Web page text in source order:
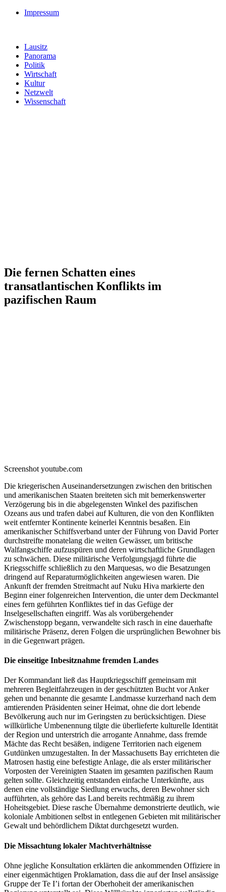
Impressum
Lausitz
Panorama
Politik
Wirtschaft
Kultur
Netzwelt
Wissenschaft
Die fernen Schatten eines
transatlantischen Konflikts im
pazifischen Raum
Screenshot youtube.com
Die kriegerischen Auseinandersetzungen zwischen den britischen
und amerikanischen Staaten breiteten sich mit bemerkenswerter
Verzögerung bis in die abgelegensten Winkel des pazifischen
Ozeans aus und trafen dabei auf Kulturen, die von den Konflikten
weit entfernter Kontinente keinerlei Kenntnis besaßen. Ein
amerikanischer Schiffsverband unter der Führung von David Porter
durchstreifte monatelang die weiten Gewässer, um britische
Walfangschiffe aufzuspüren und deren wirtschaftliche Grundlagen
zu schwächen. Diese militärische Verfolgungsjagd führte die
Kriegsschiffe schließlich zu den Marquesas, wo die Besatzungen
dringend auf Reparaturmöglichkeiten angewiesen waren. Die
Ankunft der fremden Streitmacht auf Nuku Hiva markierte den
Beginn einer folgenreichen Intervention, die unter dem Deckmantel
eines fern geführten Konfliktes tief in das Gefüge der
Inselgesellschaften eingriff. Was als vorübergehender
Zwischenstopp begann, verwandelte sich rasch in eine dauerhafte
militärische Präsenz, deren Folgen die ursprünglichen Bewohner bis
in die Gegenwart prägen.
Die einseitige Inbesitznahme fremden Landes
Der Kommandant ließ das Hauptkriegsschiff gemeinsam mit
mehreren Begleitfahrzeugen in der geschützten Bucht vor Anker
gehen und benannte die gesamte Landmasse kurzerhand nach dem
amtierenden Präsidenten seiner Heimat, ohne die dort lebende
Bevölkerung auch nur im Geringsten zu berücksichtigen. Diese
willkürliche Umbenennung tilgte die überlieferte kulturelle Identität
der Region und unterstrich die arrogante Annahme, dass fremde
Mächte das Recht besäßen, indigene Territorien nach eigenem
Gutdünken umzugestalten. In der Massachusetts Bay errichteten die
Matrosen hastig eine befestigte Anlage, die als erster militärischer
Vorposten der Vereinigten Staaten im gesamten pazifischen Raum
gelten sollte. Gleichzeitig entstanden einfache Unterkünfte, aus
denen eine vollständige Siedlung erwuchs, deren Bewohner sich
aufführten, als gehöre das Land bereits rechtmäßig zu ihrem
Hoheitsgebiet. Diese rasche Übernahme demonstrierte deutlich, wie
koloniale Ambitionen selbst in entlegenen Gebieten mit militärischer
Gewalt und behördlichem Diktat durchgesetzt wurden.
Die Missachtung lokaler Machtverhältnisse
Ohne jegliche Konsultation erklärten die ankommenden Offiziere in
einer eigenmächtigen Proklamation, dass die auf der Insel ansässige
Gruppe der Te I’i fortan der Oberhoheit der amerikanischen